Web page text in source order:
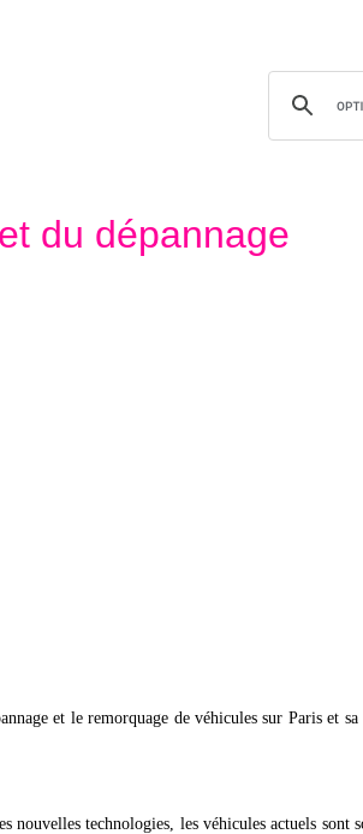
du dépannage
et le remorquage de véhicules sur Paris et sa
technologies, les véhicules actuels sont